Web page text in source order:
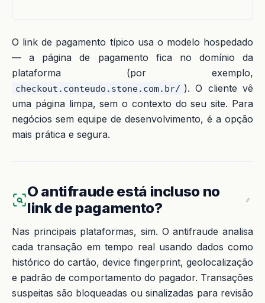
O link de pagamento típico usa o modelo hospedado
— a página de pagamento fica no domínio da
plataforma (por exemplo,
checkout.conteudo.stone.com.br/ ). O cliente vê
uma página limpa, sem o contexto do seu site. Para
negócios sem equipe de desenvolvimento, é a opção
mais prática e segura.
O antifraude está incluso no
link de pagamento?
Nas principais plataformas, sim. O antifraude analisa
cada transação em tempo real usando dados como
histórico do cartão, device fingerprint, geolocalização
e padrão de comportamento do pagador. Transações
suspeitas são bloqueadas ou sinalizadas para revisão